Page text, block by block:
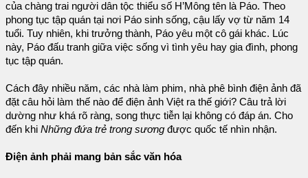
của chàng trai người dân tộc thiểu số H’Mông tên là Páo. Theo
phong tục tập quán tại nơi Páo sinh sống, cậu lấy vợ từ năm 14
tuổi. Tuy nhiên, khi trưởng thành, Páo yêu một cô gái khác. Lúc
này, Páo đấu tranh giữa việc sống vì tình yêu hay gia đình, phong
tục tập quán.
Cách đây nhiều năm, các nhà làm phim, nhà phê bình điện ảnh đã
đặt câu hỏi làm thế nào để điện ảnh Việt ra thế giới? Câu trả lời
dường như khá rõ ràng, song thực tiễn lại không có đáp án. Cho
đến khi Những đứa trẻ trong sương được quốc tế nhìn nhận.
Điện ảnh phải mang bản sắc văn hóa